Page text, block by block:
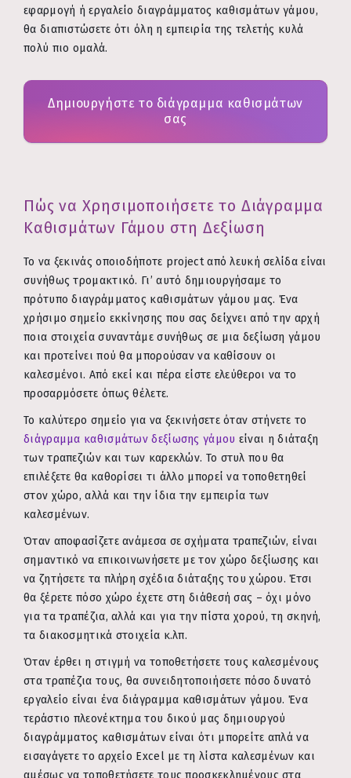
εφαρμογή ή εργαλείο διαγράμματος καθισμάτων γάμου,
θα διαπιστώσετε ότι όλη η εμπειρία της τελετής κυλά
πολύ πιο ομαλά.
Δημιουργήστε το διάγραμμα καθισμάτων
σας
Πώς να Χρησιμοποιήσετε το Διάγραμμα
Καθισμάτων Γάμου στη Δεξίωση
Το να ξεκινάς οποιοδήποτε project από λευκή σελίδα είναι
συνήθως τρομακτικό. Γι’ αυτό δημιουργήσαμε το
πρότυπο διαγράμματος καθισμάτων γάμου μας. Ένα
χρήσιμο σημείο εκκίνησης που σας δείχνει από την αρχή
ποια στοιχεία συναντάμε συνήθως σε μια δεξίωση γάμου
και προτείνει πού θα μπορούσαν να καθίσουν οι
καλεσμένοι. Από εκεί και πέρα είστε ελεύθεροι να το
προσαρμόσετε όπως θέλετε.
Το καλύτερο σημείο για να ξεκινήσετε όταν στήνετε το
διάγραμμα καθισμάτων δεξίωσης γάμου είναι η διάταξη
των τραπεζιών και των καρεκλών. Το στυλ που θα
επιλέξετε θα καθορίσει τι άλλο μπορεί να τοποθετηθεί
στον χώρο, αλλά και την ίδια την εμπειρία των
καλεσμένων.
Όταν αποφασίζετε ανάμεσα σε σχήματα τραπεζιών, είναι
σημαντικό να επικοινωνήσετε με τον χώρο δεξίωσης και
να ζητήσετε τα πλήρη σχέδια διάταξης του χώρου. Έτσι
θα ξέρετε πόσο χώρο έχετε στη διάθεσή σας – όχι μόνο
για τα τραπέζια, αλλά και για την πίστα χορού, τη σκηνή,
τα διακοσμητικά στοιχεία κ.λπ.
Όταν έρθει η στιγμή να τοποθετήσετε τους καλεσμένους
στα τραπέζια τους, θα συνειδητοποιήσετε πόσο δυνατό
εργαλείο είναι ένα διάγραμμα καθισμάτων γάμου. Ένα
τεράστιο πλεονέκτημα του δικού μας δημιουργού
διαγράμματος καθισμάτων είναι ότι μπορείτε απλά να
εισαγάγετε το αρχείο Excel με τη λίστα καλεσμένων και
αμέσως να τοποθετήσετε τους προσκεκλημένους στα